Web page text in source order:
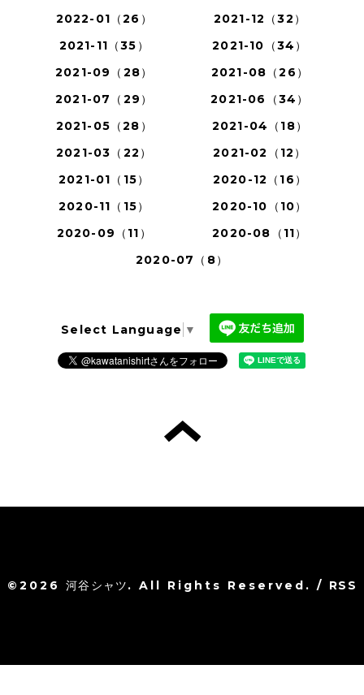
2022-01（26）
2021-12（32）
2021-11（35）
2021-10（34）
2021-09（28）
2021-08（26）
2021-07（29）
2021-06（34）
2021-05（28）
2021-04（18）
2021-03（22）
2021-02（12）
2021-01（15）
2020-12（16）
2020-11（15）
2020-10（10）
2020-09（11）
2020-08（11）
2020-07（8）
Select Language ▼
©2026河谷シャツ. All Rights Reserved. / RSS